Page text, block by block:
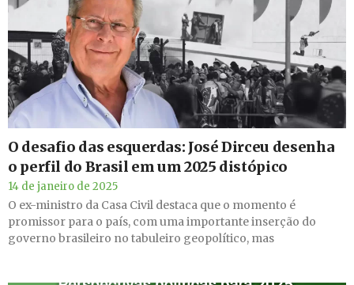
O desafio das esquerdas: José Dirceu desenha
o perfil do Brasil em um 2025 distópico
14 de janeiro de 2025
O ex-ministro da Casa Civil destaca que o momento é
promissor para o país, com uma importante inserção do
governo brasileiro no tabuleiro geopolítico, mas